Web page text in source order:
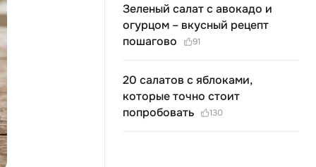
Зеленый салат с авокадо и
огурцом – вкусный рецепт
пошагово
91
20 салатов с яблоками,
которые точно стоит
попробовать
130